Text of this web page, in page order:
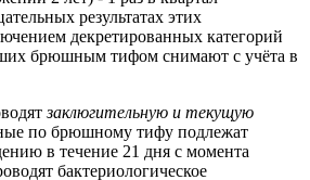
результатах этих
декретированных категорий
брюшным тифом снимают с учёта в
заклюгительную и текущую
по брюшному тифу подлежат
в течение 21 дня с момента
бактериологическое